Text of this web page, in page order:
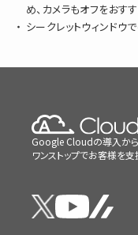
め、カメラもオフをおす
シークレットウィンドウ
Google Cloudの導入か
ワンストップでお客様を